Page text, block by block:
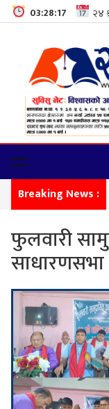
03:28:18
Breaking News :
फुलवारी
साधारणसभा